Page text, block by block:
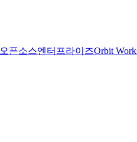
오픈소스엔터프라이즈Orbit